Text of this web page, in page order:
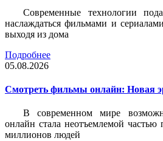
Современные технологии
наслаждаться фильмами и
выходя из дома
Подробнее
05.08.2026
Смотреть фильмы онлайн: Новая
В современном мире
онлайн стала неотъемлемой
миллионов людей